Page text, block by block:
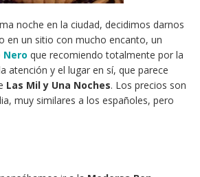
noche en la ciudad, decidimos darnos
en un sitio con mucho encanto, un
Nero que recomiendo totalmente por la
atención y el lugar en sí, que parece
Las Mil y Una Noches. Los precios son
muy similares a los españoles, pero